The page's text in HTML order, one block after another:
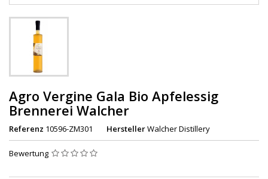
Agro Vergine Gala Bio Apfelessig
Brennerei Walcher
Referenz 10596-ZM301 HerstellerWalcher Distillery
Bewertung